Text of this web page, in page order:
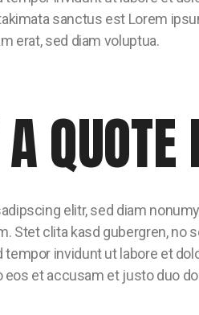
sanctus est Lorem
erat, sed diam voluptua.
elitr, sed diam
Stet clita kasd gubergren,
invidunt ut labore et
eos et accusam et justo duo